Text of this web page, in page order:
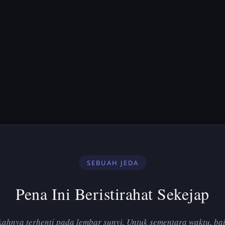
SEBUAH JEDA
Pena Ini Beristirahat Sekejap
terhenti pada lembar sunyi. Untuk sementara waktu,